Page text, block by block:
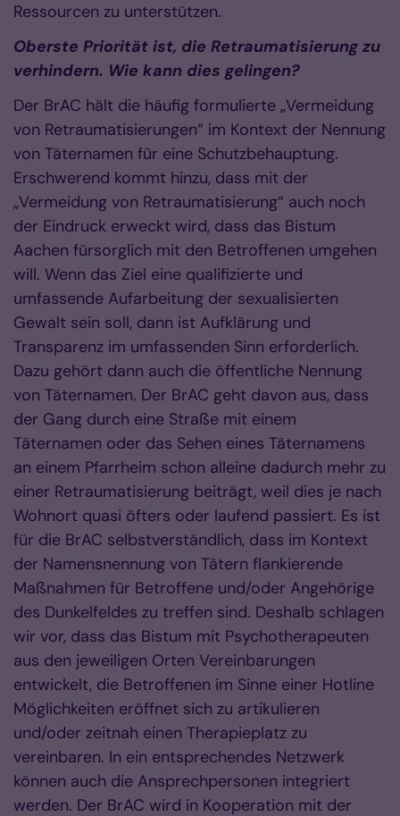
Ressourcen zu unterstützen.
Oberste Priorität ist, die Retraumatisierung zu
verhindern. Wie kann dies gelingen?
Der BrAC hält die häufig formulierte „Vermeidung
von Retraumatisierungen“ im Kontext der Nennung
von Täternamen für eine Schutzbehauptung.
Erschwerend kommt hinzu, dass mit der
„Vermeidung von Retraumatisierung“ auch noch
der Eindruck erweckt wird, dass das Bistum
Aachen fürsorglich mit den Betroffenen umgehen
will. Wenn das Ziel eine qualifizierte und
umfassende Aufarbeitung der sexualisierten
Gewalt sein soll, dann ist Aufklärung und
Transparenz im umfassenden Sinn erforderlich.
Dazu gehört dann auch die öffentliche Nennung
von Täternamen. Der BrAC geht davon aus, dass
der Gang durch eine Straße mit einem
Täternamen oder das Sehen eines Täternamens
an einem Pfarrheim schon alleine dadurch mehr zu
einer Retraumatisierung beiträgt, weil dies je nach
Wohnort quasi öfters oder laufend passiert. Es ist
für die BrAC selbstverständlich, dass im Kontext
der Namensnennung von Tätern flankierende
Maßnahmen für Betroffene und/oder Angehörige
des Dunkelfeldes zu treffen sind. Deshalb schlagen
wir vor, dass das Bistum mit Psychotherapeuten
aus den jeweiligen Orten Vereinbarungen
entwickelt, die Betroffenen im Sinne einer Hotline
Möglichkeiten eröffnet sich zu artikulieren
und/oder zeitnah einen Therapieplatz zu
vereinbaren. In ein entsprechendes Netzwerk
können auch die Ansprechpersonen integriert
werden. Der BrAC wird in Kooperation mit der